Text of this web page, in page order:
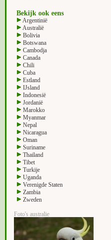
Bekijk ook eens
Argentinië
Australië
Bolivia
Botswana
Cambodja
Canada
Chili
Cuba
Estland
IJsland
Indonesië
Jordanië
Marokko
Myanmar
Nepal
Nicaragua
Oman
Suriname
Thailand
Tibet
Turkije
Uganda
Verenigde Staten
Zambia
Zweden
Foto's australie